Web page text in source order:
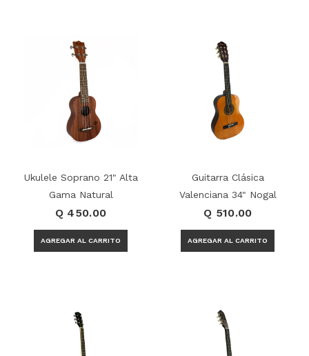
Ukulele Soprano 21" Alta
Gama Natural
Q 450.00
Guitarra Clásica
Valenciana 34" Nogal
Q 510.00